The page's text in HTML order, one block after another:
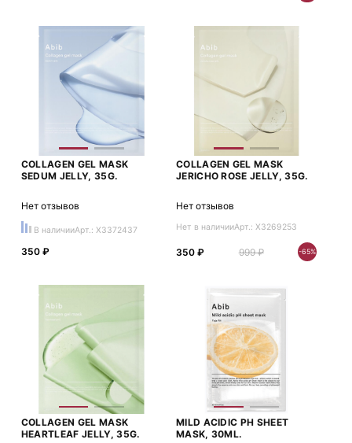
COLLAGEN GEL MASK
SEDUM JELLY, 35G.
Нет отзывов
В наличииАрт.: X3372437
350 ₽
COLLAGEN GEL MASK
JERICHO ROSE JELLY, 35G.
Нет отзывов
Нет в наличииАрт.: X3269253
350 ₽ 999 ₽ -65%
COLLAGEN GEL MASK
HEARTLEAF JELLY, 35G.
MILD ACIDIC PH SHEET
MASK, 30ML.